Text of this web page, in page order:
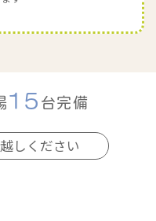
15 台完備
しください